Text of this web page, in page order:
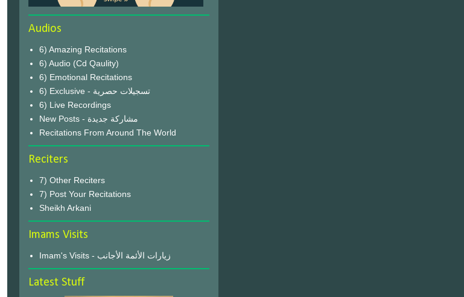
Audios
6) Amazing Recitations
6) Audio (Cd Qaulity)
6) Emotional Recitations
6) Exclusive - تسجيلات حصرية
6) Live Recordings
New Posts - مشاركة جديدة
Recitations From Around The World
Reciters
7) Other Reciters
7) Post Your Recitations
Sheikh Arkani
Imams Visits
Imam's Visits - زيارات الأئمة الأجانب
Latest Stuff